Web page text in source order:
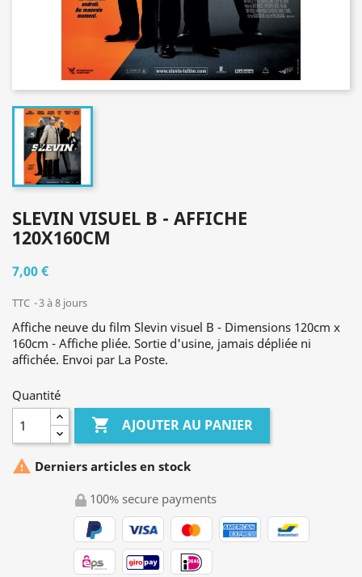
SLEVIN VISUEL B - AFFICHE
120X160CM
7,00 €
TTC 3 à 8 jours
Affiche neuve du film Slevin visuel B - Dimensions 120cm x
160cm - Affiche pliée. Sortie d'usine, jamais dépliée ni
affichée. Envoi par La Poste.
Quantité
 AJOUTER AU PANIER
 Derniers articles en stock
100% secure payments